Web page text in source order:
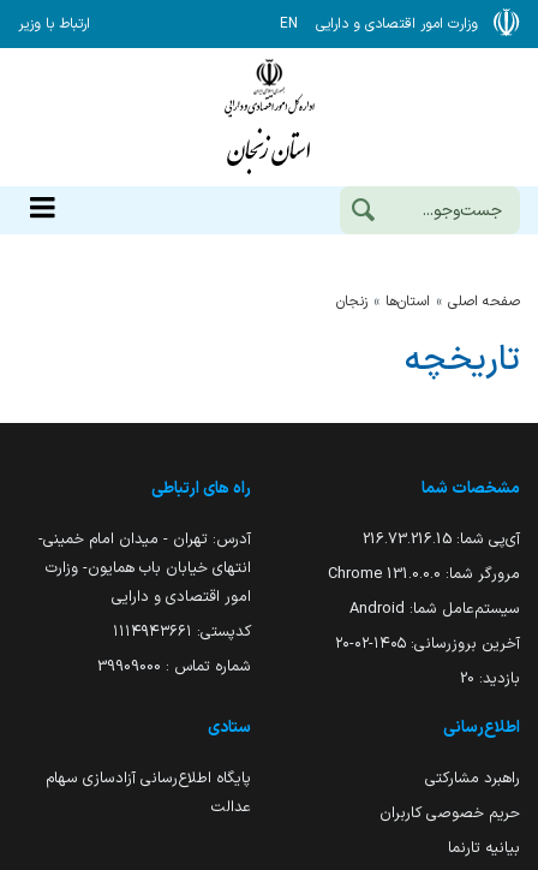
وزارت امور اقتصادی و دارایی EN ارتباط با وزیر
صفحه اصلی استان‌ها زنجان
تاریخچه
مشخصات شما
آی‌پی شما: 216.73.216.15
مرورگر شما: 131.0.0.0 Chrome
سیستم‌عامل شما: Android
آخرین بروزرسانی: ۱۴۰۵-۰۲-۲۰
بازدید: 20
راه های ارتباطی
آدرس: تهران - میدان امام خمینی-
انتهای خیابان باب همایون- وزارت
امور اقتصادی و دارایی
کدپستی: ۱۱۱۴۹۴۳۶۶۱
شماره تماس : 39909000
اطلاع‌رسانی
راهبرد مشارکتی
حریم خصوصی کاربران
بیانیه تارنما
ستادی
پایگاه اطلاع‌رسانی آزادسازی سهام
عدالت